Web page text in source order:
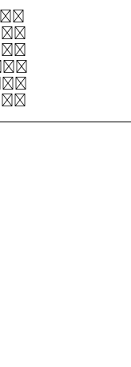
고
고
고
고
고
고